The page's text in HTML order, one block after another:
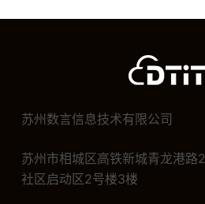
苏州数言信息技术有限公司
苏州市相城区高铁新城青龙港路
社区启动区2号楼3楼